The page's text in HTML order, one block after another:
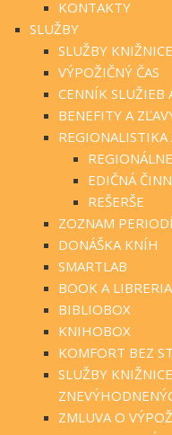
KONTAKTY
SLUŽBY
SLUŽBY KNIŽNICE
VÝPOŽIČNÝ ČAS
CENNÍK SLUŽIEB
BENEFITY A
EDIČNÁ
REŠERŠE
ZOZNAM
DONÁŠKA KNÍH
SMARTLAB
BOOK A
BIBLIOBOX
KNIHOBOX
KOMFORT BEZ
SLUŽBY
ZMLUVA O